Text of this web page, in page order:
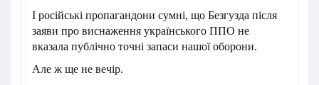
І російські пропагандони сумні, що Безгузда після
заяви про виснаження українського ППО не
вказала публічно точні запаси нашої оборони.
Але ж ще не вечір.